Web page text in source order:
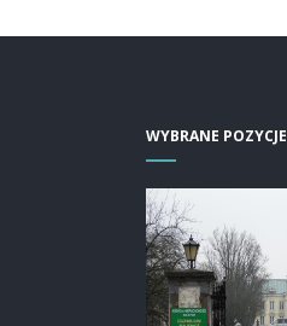
WYBRANE POZYCJE